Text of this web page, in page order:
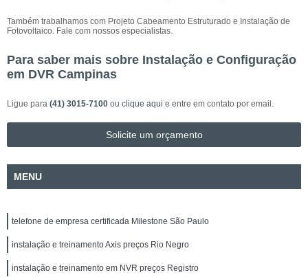
Também trabalhamos com Projeto Cabeamento Estruturado e Instalação de
Fotovoltaico. Fale com nossos especialistas.
Para saber mais sobre Instalação e Configuração
em DVR Campinas
Ligue para (41) 3015-7100 ou clique aqui e entre em contato por email.
Solicite um orçamento
MENU
telefone de empresa certificada Milestone São Paulo
instalação e treinamento Axis preços Rio Negro
instalação e treinamento em NVR preços Registro